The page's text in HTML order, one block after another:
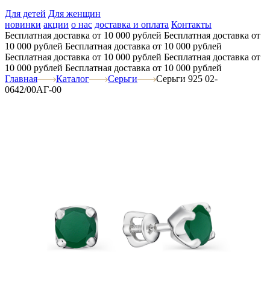
Для детей Для женщин
новинки акции о нас доставка и оплата Контакты
Бесплатная доставка от 10 000 рублей Бесплатная доставка от
10 000 рублей Бесплатная доставка от 10 000 рублей
Бесплатная доставка от 10 000 рублей Бесплатная доставка от
10 000 рублей Бесплатная доставка от 10 000 рублей
Главная
Каталог Серьги
Серьги 925 02-
0642/00АГ-00